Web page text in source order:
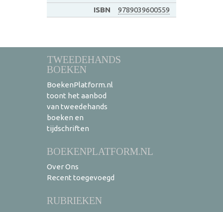
ISBN
9789039600559
TWEEDEHANDS
BOEKEN
BoekenPlatform.nl
toont het aanbod
van tweedehands
boeken en
tijdschriften
BOEKENPLATFORM.NL
Over Ons
Recent toegevoegd
RUBRIEKEN